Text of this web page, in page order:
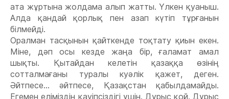
ата жұртына жолдама алып жатты. Үлкен қуаныш.
Алда қандай қорлық пен азап күтіп тұрғанын
білмейді.
Оралман тасқынын қайткенде тоқтату қиын екен.
Міне, дəп осы кезде жаңа бір, ғаламат амал
шықты. Қытайдан келетін қазаққа өзінің
сотталмағаны туралы куəлік қажет, деген.
Əйтпесе... əйтпесе, Қазақстан қабылдамайды.
Егемен еліміздің қауіпсіздігі үшін. Дұрыс қой. Дұрыс